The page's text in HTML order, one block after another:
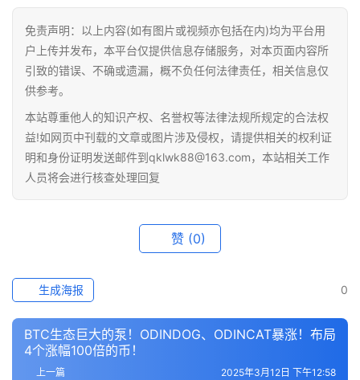
免责声明：以上内容(如有图片或视频亦包括在内)均为平台用
户上传并发布，本平台仅提供信息存储服务，对本页面内容所
引致的错误、不确或遗漏，概不负任何法律责任，相关信息仅
供参考。
本站尊重他人的知识产权、名誉权等法律法规所规定的合法权
益!如网页中刊载的文章或图片涉及侵权，请提供相关的权利证
明和身份证明发送邮件到qklwk88@163.com，本站相关工作
人员将会进行核查处理回复
赞 (0)
0
生成海报
BTC生态巨大的泵！ODINDOG、ODINCAT暴涨！布局
4个涨幅100倍的币！
上一篇 2025年3月12日 下午12:58